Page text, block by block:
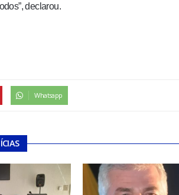
declarou.
Whatsapp